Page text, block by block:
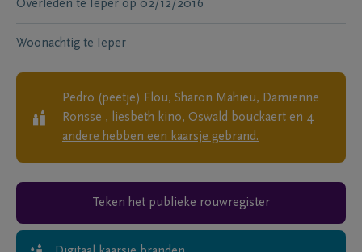
Overleden te Ieper op 02/12/2016
Woonachtig te Ieper
Pedro (peetje) Flou, Sharon Mahieu, Damienne
Ronsse , liesbeth kino, Oswald bouckaert en 4
andere hebben een kaarsje gebrand.
Teken het publieke rouwregister